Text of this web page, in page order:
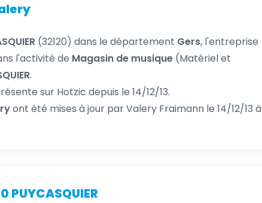
(32120) dans le département Gers, l'entreprise
l'activité de Magasin de musique (Matériel et
.
sur Hotzic depuis le 14/12/13.
ont été mises à jour par Valery Fraimann le 14/12/13 à
PUYCASQUIER